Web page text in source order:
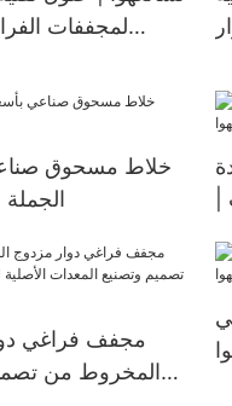
لمجففات
خلاط مسحوق
الجملة
مجفف فراغي
المخروط من